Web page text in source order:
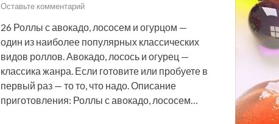
Оставьте комментарий
26 Роллы с авокадо, лососем и огурцом —
один из наиболее популярных классических
видов роллов. Авокадо, лосось и огурец —
классика жанра. Если готовите или пробуете в
первый раз — то то, что надо. Описание
приготовления: Роллы с авокадо, лососем…